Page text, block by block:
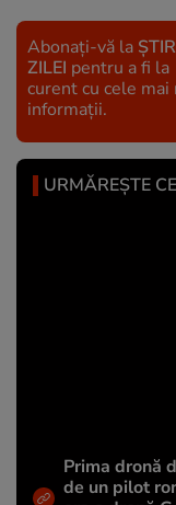
Abonați-vă la
ZILEI pentru a fi la
curent cu cele mai
informații.
URMĂREȘTE
Prima dronă
de un pilot